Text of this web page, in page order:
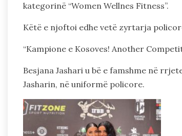
kategorinë “Women Wellnes Fitness”.
Këtë e njoftoi edhe vetë zyrtarja
“Kampione e Kosoves! Another
Besjana Jashari u bë e famshme në
Jasharin, në uniformë policore.